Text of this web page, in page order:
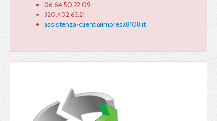
06.64.50.22.09
320.402.63.21
assistenza-clienti@impresa8108.it